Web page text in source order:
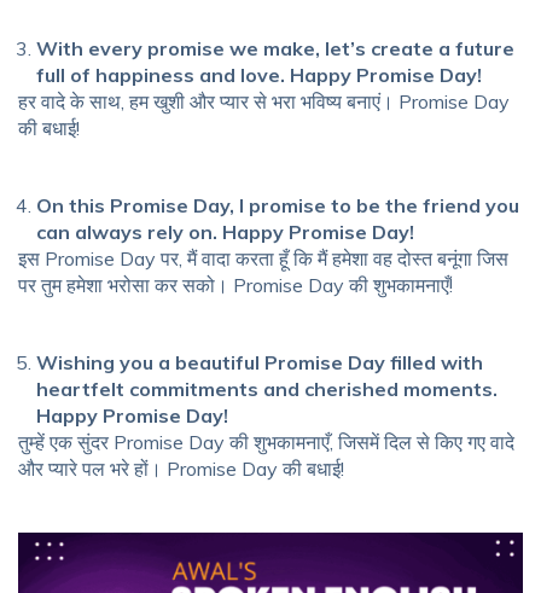
With every promise we make, let’s create a future
full of happiness and love. Happy Promise Day!
हर वादे के साथ, हम खुशी और प्यार से भरा भविष्य बनाएं। Promise Day
की बधाई!
On this Promise Day, I promise to be the friend you
can always rely on. Happy Promise Day!
इस Promise Day पर, मैं वादा करता हूँ कि मैं हमेशा वह दोस्त बनूंगा जिस
पर तुम हमेशा भरोसा कर सको। Promise Day की शुभकामनाएँ!
Wishing you a beautiful Promise Day filled with
heartfelt commitments and cherished moments.
Happy Promise Day!
तुम्हें एक सुंदर Promise Day की शुभकामनाएँ, जिसमें दिल से किए गए वादे
और प्यारे पल भरे हों। Promise Day की बधाई!